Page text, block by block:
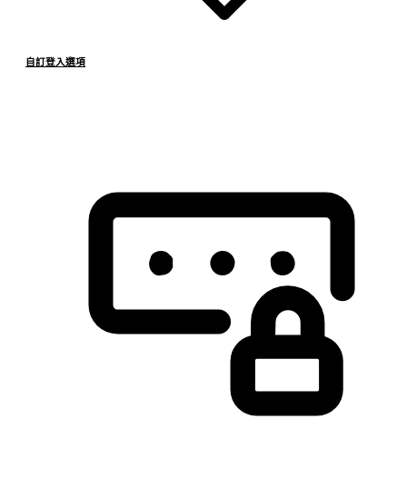
自訂登入選項